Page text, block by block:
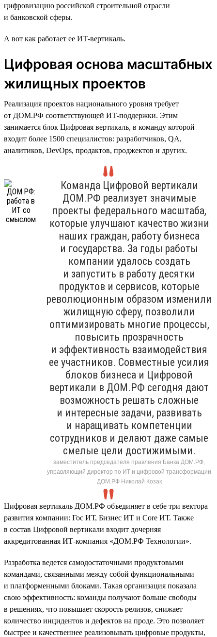
цифровизацию российской строительной отрасли
и банковской сферы.
А вот как работает ее ИТ-вертикаль.
Цифровая основа масштабных
жилищных проектов
Реализация проектов национального уровня требует
от ДОМ.РФ соответствующей ИТ-поддержки. Этим
занимается блок Цифровая вертикаль, в команду которой
входит более 1500 специалистов: разработчиков, QA,
аналитиков, DevOps, продактов, проджектов и других.
Команда Цифровой вертикали
ДОМ.РФ реализует значимые
проекты федерального масштаба,
которые улучшают качество жизни
наших граждан, работу бизнеса
и государства. За годы работы
компании удалось создать
и запустить в работу десятки
продуктов и сервисов, которые
революционным образом изменили
жилищную сферу, позволили
оптимизировать многие процессы,
повысить прозрачность
и эффективность взаимодействия
ее участников. Совместные усилия
блоков бизнеса и Цифровой
вертикали в ДОМ.РФ сегодня дают
возможность решать сложные
и интересные задачи, развивать
и наращивать компетенции
сотрудников и делают даже самые
смелые цели достижимыми.
заместитель председателя правления Банка ДОМ.РФ,
управляющий директор по ИТ и цифровой трансформации
ДОМ.РФ Николай Козак
Цифровая вертикаль ДОМ.РФ объединяет в себе три вектора
развития компании: Гос ИТ, Бизнес ИТ и Core ИТ. Также
в состав Цифровой вертикали входит дочерняя
аккредитованная ИТ-компания «ДОМ.РФ Технологии».
Разработка ведется самодостаточными продуктовыми
командами, связанными между собой функциональными
и платформенными блоками. Такая организация показала
свою эффективность: команды получают больше свободы
в решениях, что повышает скорость релизов, снижает
количество инцидентов и дефектов на проде. Это позволяет
быстрее и качественнее реализовывать цифровые продукты,